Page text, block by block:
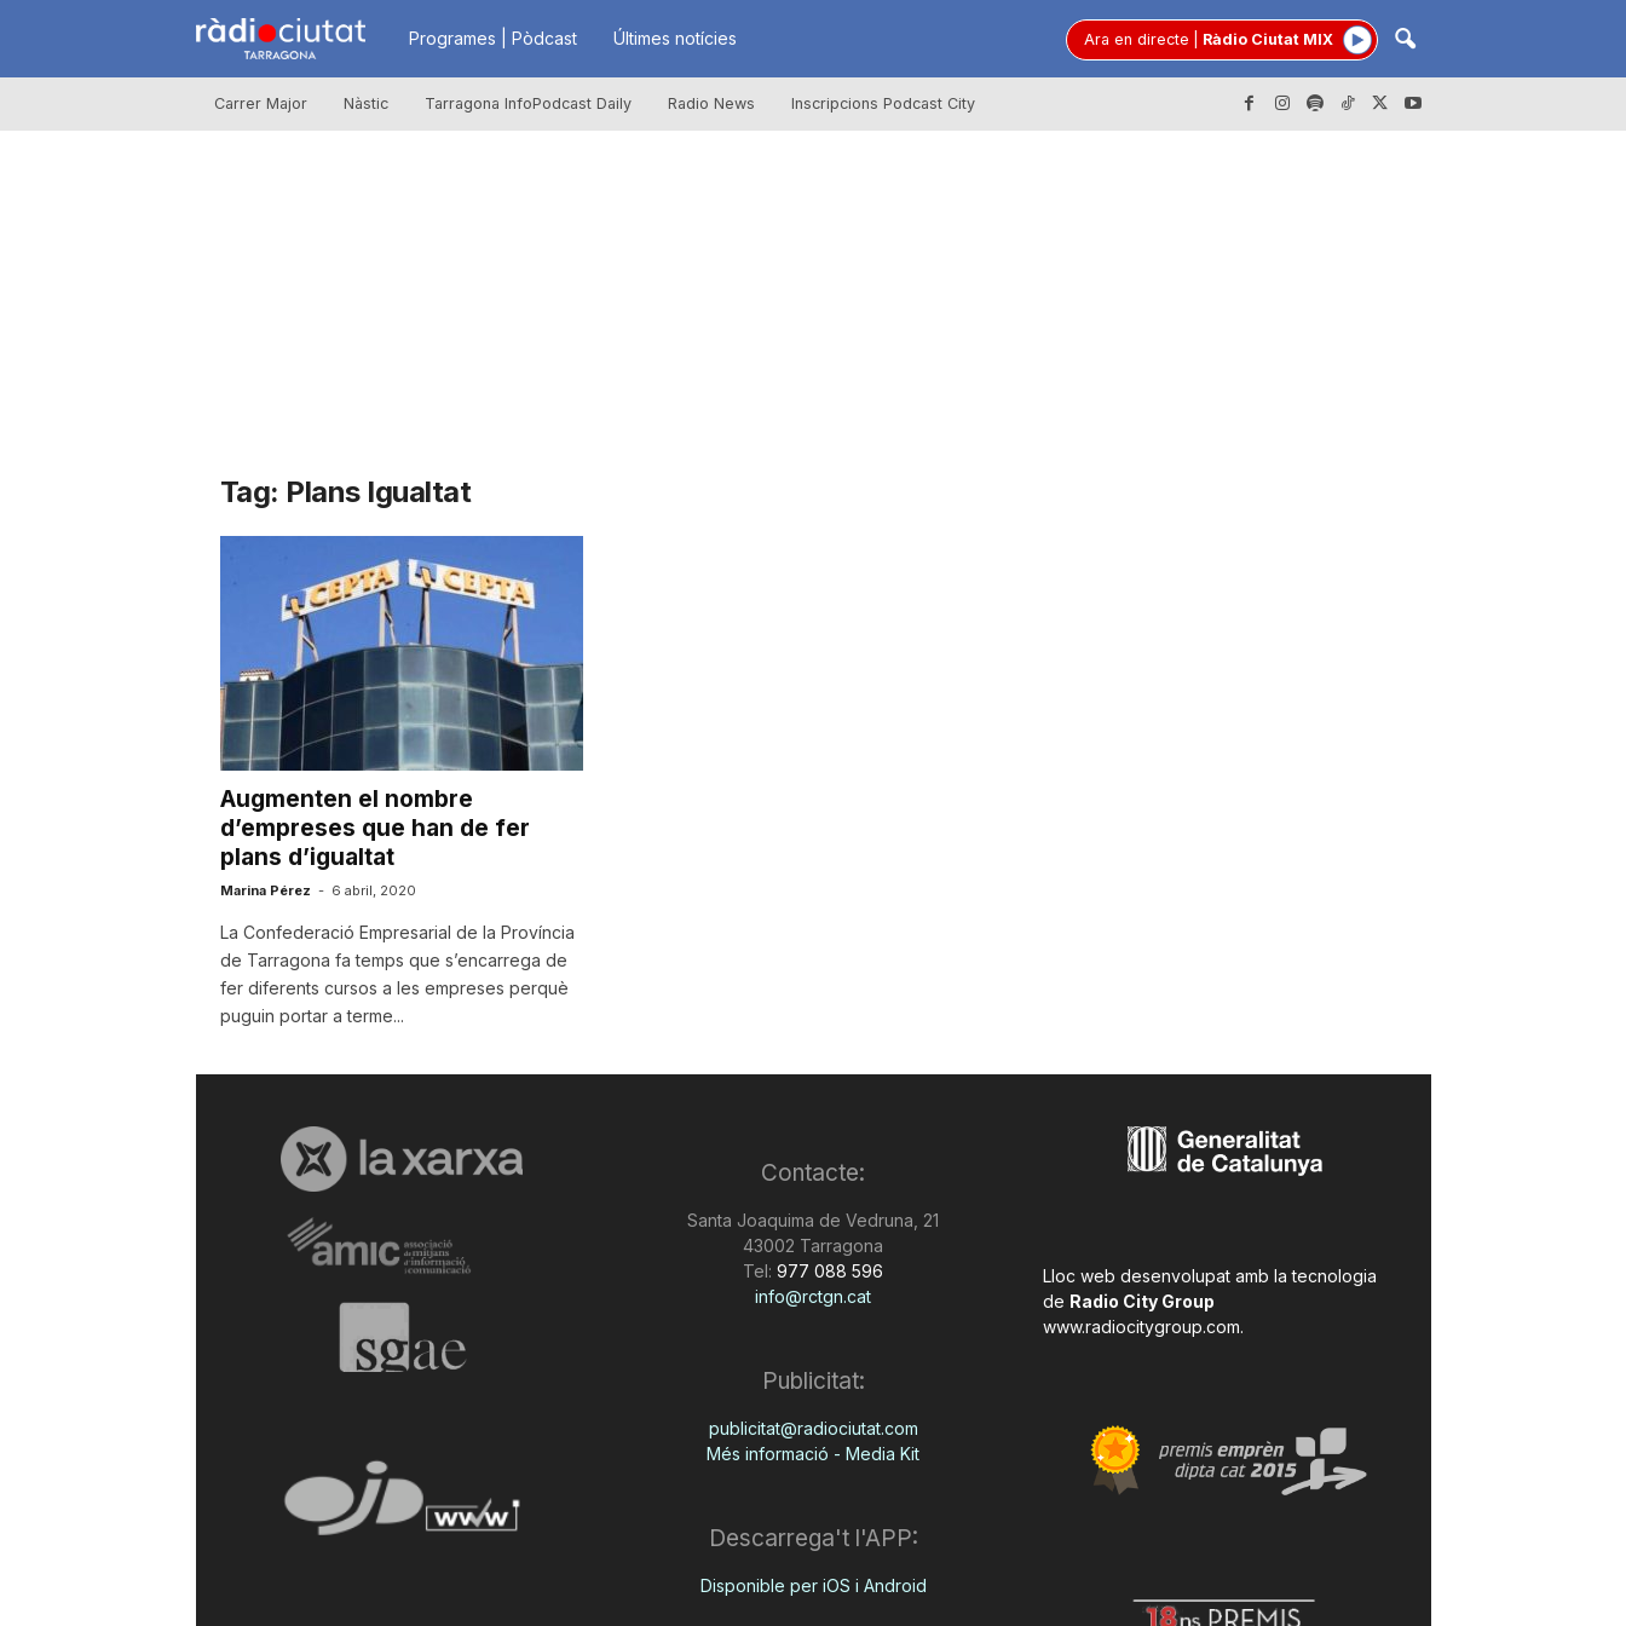
R
à
u
t
a
t
d
e
a
o
Programes | Pòdcast Últimes notícies Ara en directe Ràdio Ciutat MIX
Carrer Major Nàstic Tarragona InfoPodcast Daily Radio News Inscripcions Podcast City
Tag: Plans Igualtat
Augmenten el nombre
d’empreses que han de fer
plans d’igualtat
Marina Pérez - 6 abril, 2020
La Confederació Empresarial de la Província
de Tarragona fa temps que s’encarrega de
fer diferents cursos a les empreses perquè
puguin portar a terme...
Contacte:
Santa Joaquima de Vedruna, 21
43002 Tarragona
Tel: 977 088 596
info@rctgn.cat
Publicitat:
publicitat@radiociutat.com
Més informació - Media Kit
Descarrega't l'APP:
Disponible per iOS i Android
Lloc web desenvolupat amb la tecnologia
de Radio City Group
www.radiocitygroup.com.